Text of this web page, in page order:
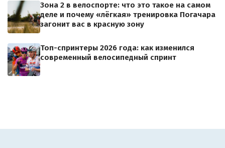
Зона 2 в велоспорте: что это такое на самом
деле и почему «лёгкая» тренировка Погачара
загонит вас в красную зону
Топ-спринтеры 2026 года: как изменился
современный велосипедный спринт